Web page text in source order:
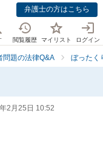
弁護士の方はこちら
閲覧履歴 マイリスト ログイン
問題の法律Q&A ぼったく
2月25日 10:52